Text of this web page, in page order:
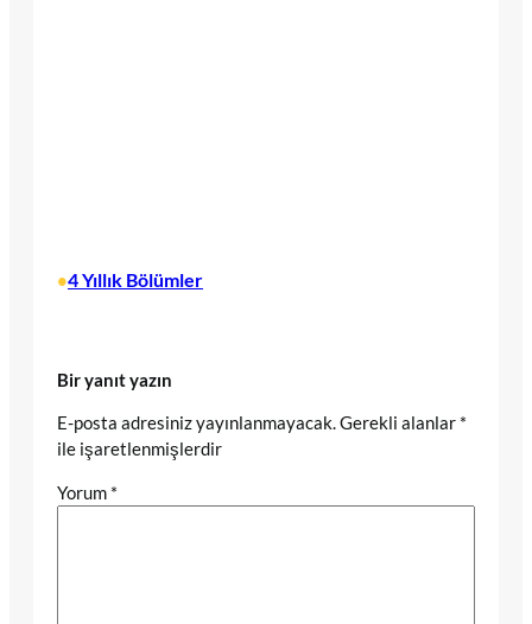
•4 Yıllık Bölümler
Bir yanıt yazın
E-posta adresiniz yayınlanmayacak.Gerekli alanlar *
ile işaretlenmişlerdir
Yorum *